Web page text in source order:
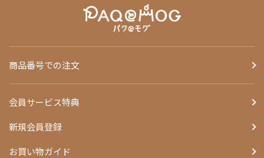
商品番号での注文
会員サービス特典
新規会員登録
お買い物ガイド